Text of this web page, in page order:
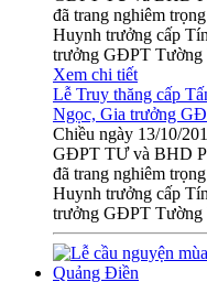
đã trang nghiêm
Huynh trưởng cấp
trưởng GĐPT Tường
Xem chi tiết
Lễ Truy thăng cấp
Ngọc, Gia trưởng
Chiều ngày 13/10/
GĐPT TƯ và BHD
đã trang nghiêm
Huynh trưởng cấp
trưởng GĐPT Tường